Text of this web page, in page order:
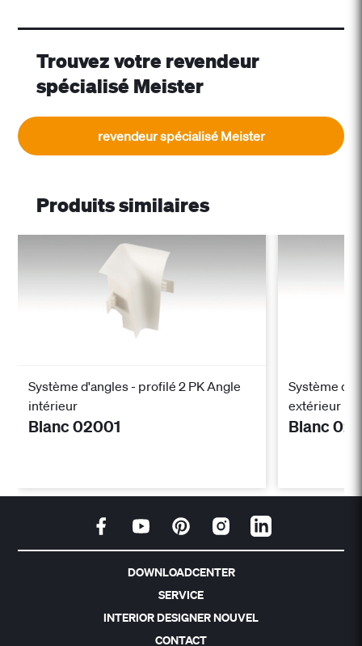
Trouvez votre revendeur
spécialisé Meister
revendeur spécialisé Meister
Produits similaires
Système d'angles - profilé 2 PK Angle
intérieur
Blanc 02001
Système
extérieur
Blanc
DOWNLOADCENTER
SERVICE
INTERIOR DESIGNER NOUVEL
CONTACT